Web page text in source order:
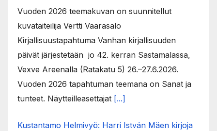
Vuoden 2026 teemakuvan on suunnitellut
kuvataiteilija Vertti Vaarasalo
Kirjallisuustapahtuma Vanhan kirjallisuuden
päivät järjestetään jo 42. kerran Sastamalassa,
Vexve Areenalla (Ratakatu 5) 26.–27.6.2026.
Vuoden 2026 tapahtuman teemana on Sanat ja
tunteet. Näytteilleasettajat [...]
Kustantamo Helmivyö: Harri István Mäen kirjoja